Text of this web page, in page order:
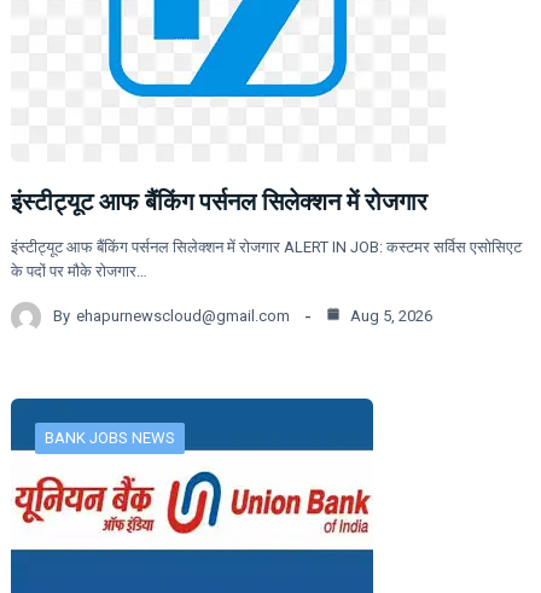
इंस्टीट्यूट आफ बैंकिंग पर्सनल सिलेक्शन में रोजगार
इंस्टीट्यूट आफ बैंकिंग पर्सनल सिलेक्शन में रोजगार ALERT IN JOB: कस्टमर सर्विस एसोसिएट
के पदों पर मौके रोजगार…
By ehapurnewscloud@gmail.com Aug 5, 2026
BANK JOBS NEWS